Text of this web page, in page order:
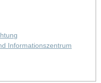
Informationszentrum